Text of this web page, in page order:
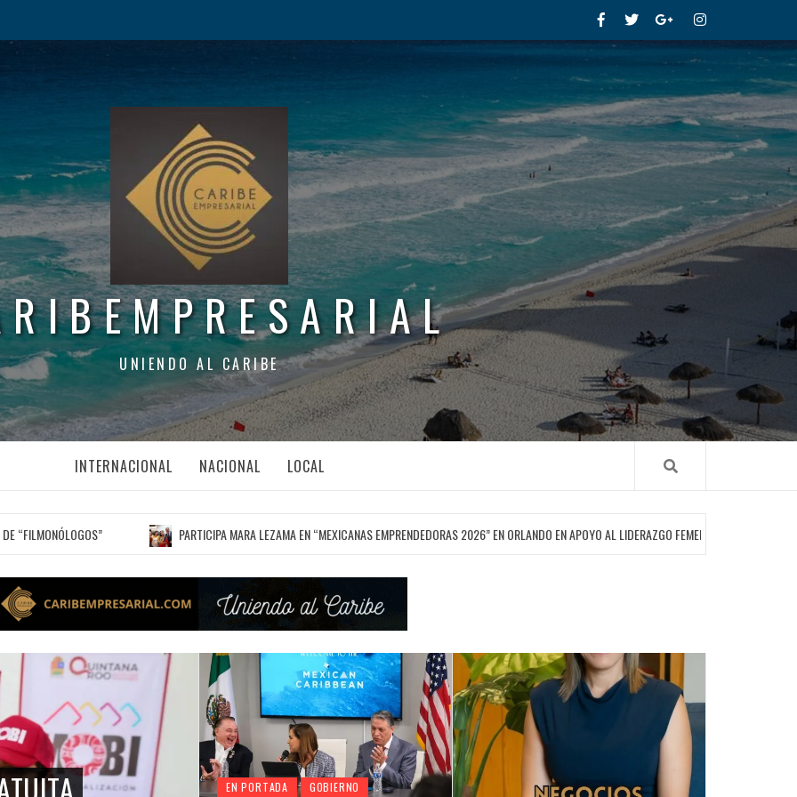
FacebookTwitterGoogle+Instagram
UNIENDO AL CARIBE
INTERNACIONAL NACIONAL LOCAL
PARTICIPA MARA LEZAMA EN “MEXICANAS EMPRENDEDORAS 2026” EN ORLANDO EN APOYO AL LIDERAZGO FEMENINO
GOBIERNO PRINCIPALES
LANZAN CONVOCATORIA “HILOS
EN PORTADA
GOBIERNO